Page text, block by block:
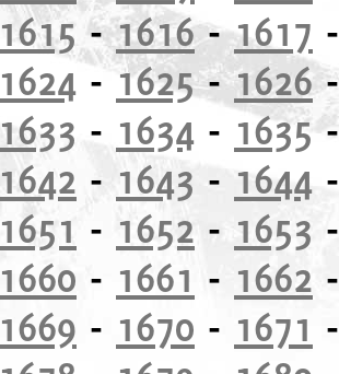
1615 -1616-1617
1624 - 1625-1626
1633 - 1634 - 1635
1642 - 1643 - 1644
1651 - 1652 - 1653
1660 - 1661 - 1662
1669 - 1670 - 1671